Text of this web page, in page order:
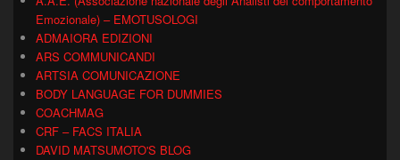
Emozionale) – EMOTUSOLOGI
ADMAIORA EDIZIONI
ARS COMMUNICANDI
ARTSIA COMUNICAZIONE
BODY LANGUAGE FOR DUMMIES
COACHMAG
CRF – FACS ITALIA
DAVID MATSUMOTO'S BLOG